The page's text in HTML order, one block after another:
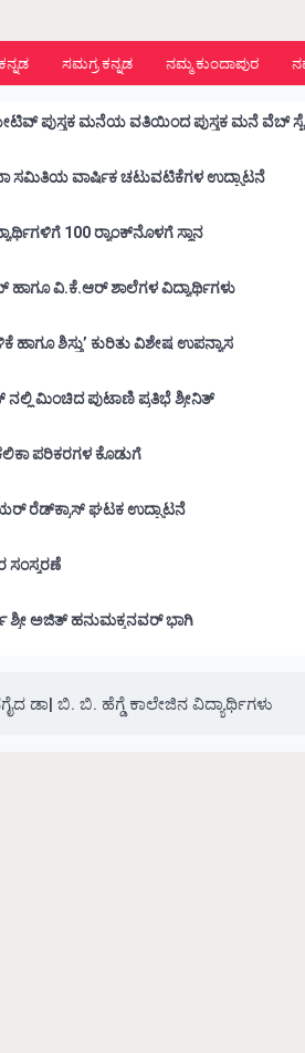
ವಾಹಿನಿ
ಸಮಗ್ರ ಕನ್ನಡ ನಮ್ಮ ಕುಂದಾಪುರ
ಪುಸ್ತಕ ಮನೆಯ ವತಿಯಿಂದ ಪುಸ್ತಕ ಮನೆ ವೆಬ್
ಡಾ. ಬಿ.ಬಿ.ಹೆಗ್ಡೆ ಕಾಲೇಜು :ವಿದ್ಯಾರ್ಥಿ ಕ್ಷೇಮಪಾಲನಾ ಸಮಿತಿಯ ವಾರ್ಷಿಕ ಚಟುವಟಿಕೆಗಳ ಉದ್ಘಾಟನೆ
100 ರ‍್ಯಾಂಕ್‌ನೊಳಗೆ ಸ್ಥಾನ
ಮೆರೆದ ಎಚ್ಎಮ್ಎಮ್ ಹಾಗೂ ವಿ.ಕೆ.ಆರ್ ಶಾಲೆಗಳ ವಿದ್ಯಾರ್ಥಿಗಳು
ಹಾಗೂ ಶಿಸ್ತು’ ಕುರಿತು ವಿಶೇಷ ಉಪನ್ಯಾಸ
ಮಿಂಚಿದ ಪುಟಾಣಿ ಪ್ರತಿಭೆ ಶ್ರೀನಿತ್
ಪರಿಕರಗಳ ಕೊಡುಗೆ
ರೆಡ್‌ಕ್ರಾಸ್‌ ಘಟಕ ಉದ್ಘಾಟನೆ
ಸಂಸ್ಮರಣೆ
ಶ್ರೀ ಅಜಿತ್ ಹನುಮಕ್ಕನವರ್ ಭಾಗಿ
ಡಾ| ಬಿ. ಬಿ. ಹೆಗ್ಡೆ ಕಾಲೇಜಿನ ವಿದ್ಯಾರ್ಥಿಗಳು